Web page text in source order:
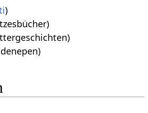
)